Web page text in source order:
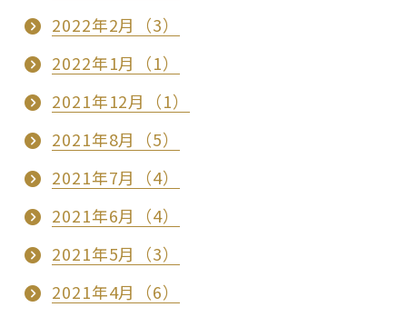
2022年2月（3）
2022年1月（1）
2021年12月（1）
2021年8月（5）
2021年7月（4）
2021年6月（4）
2021年5月（3）
2021年4月（6）